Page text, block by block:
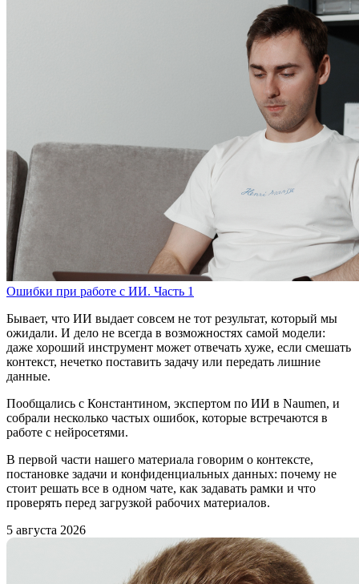
Ошибки при работе с ИИ. Часть 1
Бывает, что ИИ выдает совсем не тот результат, который мы
ожидали. И дело не всегда в возможностях самой модели:
даже хороший инструмент может отвечать хуже, если смешать
контекст, нечетко поставить задачу или передать лишние
данные.
Пообщались с Константином, экспертом по ИИ в Naumen, и
собрали несколько частых ошибок, которые встречаются в
работе с нейросетями.
В первой части нашего материала говорим о контексте,
постановке задачи и конфиденциальных данных: почему не
стоит решать все в одном чате, как задавать рамки и что
проверять перед загрузкой рабочих материалов.
5 августа 2026